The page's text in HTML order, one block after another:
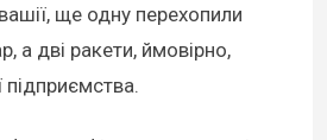
ще одну перехопили
а дві ракети, ймовірно,
підприємства.